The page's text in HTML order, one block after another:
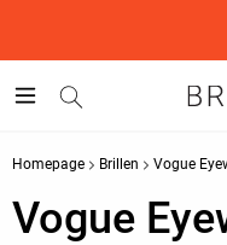
Homepage Brillen Vogue
Vogue